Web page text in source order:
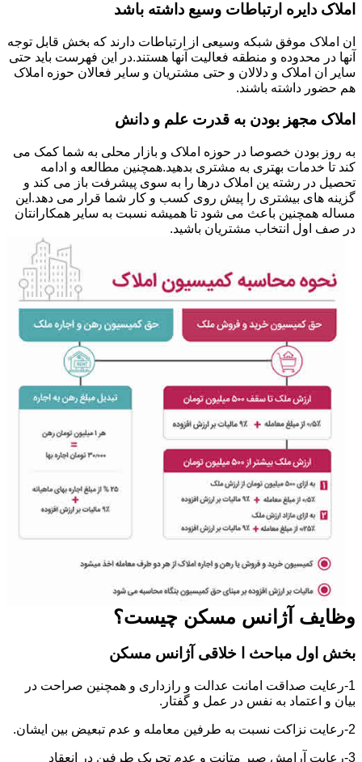
املاک دایره ارتباطات وسیع داشته باشد
ان املاک موفق شبکه وسیعی از ارتباطات دارند که بخش قابل توجه
آنها در محدوده و منطقه فعالیت آنها هستند.در این فهرست باید حتی
سایر ان املاک و دلالان و حتی مشتریان و سایر فعالان حوزه املاک
هم حضور داشته باشند.
املاک مجهز بودن به قدرت علم و دانش
به روز بودن خصوصا در حوزه املاک و بازار محلی به شما کمک می
کند تا خدمات بهتری به مشتری بدهید.همچنین مطالعه و ادامه
تحصیل در رشته ین املاک درها را به سوی پیشرفت باز می کند و
گزینه های بیشتری را پیش روی کسب و کار شما قرار می دهد.این
مساله همچنین باعث می شود تا همیشه نسبت به سایر همکارانتان
در صف اول انتخاب مشتریان باشید.
وظایف آژانس مسکن چیست؟
بخش اول مباحث ا خلاقی آژانس مسکن
1-رعایت صداقت امانت عدالت و رازداری و همچنین صراحت در
بیان و اعتماد به نفس در عمل و گفتار.
2-رعایت نزاکت نسبت به طرفین معامله و عدم تبعیض بین ایشان.
3-رعایت آرامش صبر متانت و عدم تحریک طرفین در انعقاد